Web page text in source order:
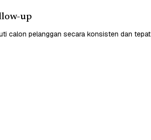
up
calon pelanggan secara konsisten dan tepat